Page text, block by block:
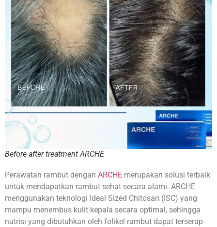
Before after treatment ARCHE
Perawatan rambut dengan ARCHE merupakan solusi terbaik
untuk mendapatkan rambut sehat secara alami. ARCHE
menggunakan teknologi Ideal Sized Chitosan (ISC) yang
mampu menembus kulit kepala secara optimal, sehingga
nutrisi yang dibutuhkan oleh folikel rambut dapat terserap